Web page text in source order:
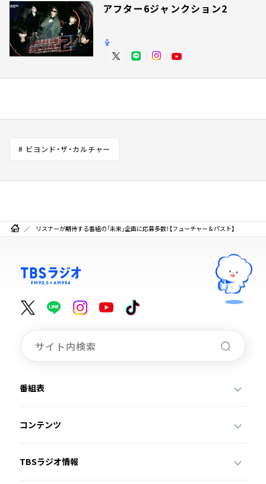
アフター6ジャンクション2
# ビヨンド・ザ・カルチャー
リスナーが期待する番組の「未来」企画に応募多数！【フューチャー＆パスト】
番組表
コンテンツ
TBSラジオ情報